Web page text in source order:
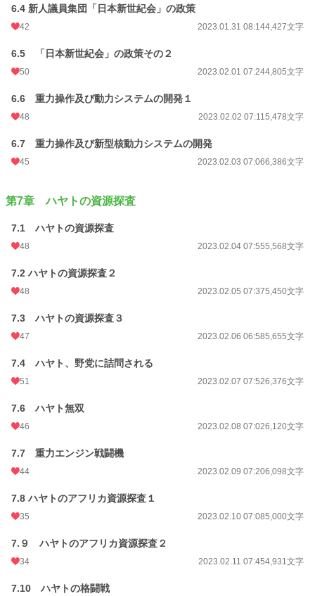
6.4 新人議員集団「日本新世紀会」の政策
42 2023.01.31 08:144,427文字
6.5 「日本新世紀会」の政策その２
50 2023.02.01 07:244,805文字
6.6 重力操作及び動力システムの開発１
48 2023.02.02 07:115,478文字
6.7 重力操作及び新型核動力システムの開発
45 2023.02.03 07:066,386文字
第7章 ハヤトの資源探査
7.1 ハヤトの資源探査
48 2023.02.04 07:555,568文字
7.2 ハヤトの資源探査２
48 2023.02.05 07:375,450文字
7.3 ハヤトの資源探査３
47 2023.02.06 06:585,655文字
7.4 ハヤト、野党に詰問される
51 2023.02.07 07:526,376文字
7.6 ハヤト無双
46 2023.02.08 07:026,120文字
7.7 重力エンジン戦闘機
44 2023.02.09 07:206,098文字
7.8 ハヤトのアフリカ資源探査１
35 2023.02.10 07:085,000文字
7.９ ハヤトのアフリカ資源探査２
34 2023.02.11 07:454,931文字
7.10 ハヤトの格闘戦